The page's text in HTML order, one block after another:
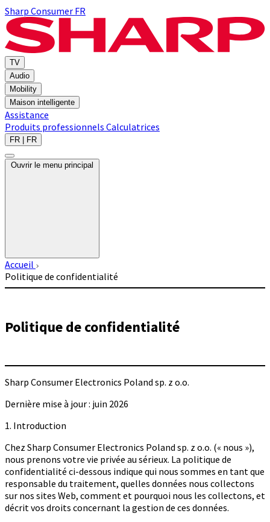
Sharp Consumer FR
TV
Audio
Mobility
Maison intelligente
Assistance
Produits professionnels Calculatrices
FR | FR
Ouvrir le menu principal
Accueil
Politique de confidentialité
Politique de confidentialité
Sharp Consumer Electronics Poland sp. z o.o.
Dernière mise à jour : juin 2026
1. Introduction
Chez Sharp Consumer Electronics Poland sp. z o.o. (« nous »),
nous prenons votre vie privée au sérieux. La politique de
confidentialité ci-dessous indique qui nous sommes en tant que
responsable du traitement, quelles données nous collectons
sur nos sites Web, comment et pourquoi nous les collectons, et
décrit vos droits concernant la gestion de ces données.